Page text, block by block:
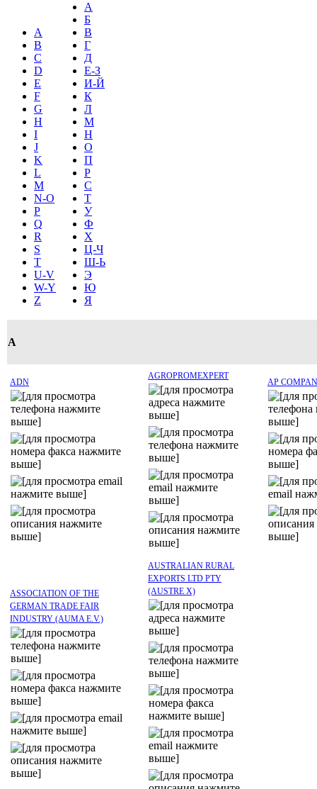
A
B
C
D
E
F
G
H
I
J
K
L
M
N-O
P
Q
R
S
T
U-V
W-Y
Z
А
Б
В
Г
Д
Е-З
И-Й
К
Л
М
Н
О
П
Р
С
Т
У
Ф
Х
Ц-Ч
Ш-Ь
Э
Ю
Я
A
ADN
AGROPROMEXPERT
AP
ASSOCIATION OF THE
GERMAN TRADE FAIR
INDUSTRY (AUMA E.V.)
AUSTRALIAN RURAL
EXPORTS LTD PTY
(AUSTRE X)